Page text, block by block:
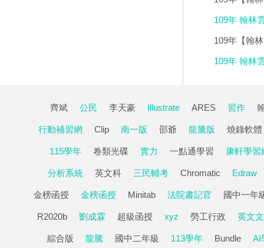
書)影音教學
109年 翰林
音教學版
109年【翰
子書)影音教
109年 翰林
齊斌 公民 李天豪 Illustrate ARES 習作
行動補習網 Clip 南一版 邵爺 龍騰版 燒錄軟體
115學年 卷類光碟 實力 一點通學習 康軒學習
分析系統 英文科 三民輔考 Chromatic Edraw
金榜函授 金榜函授 Minitab 法院書記官 國中一年
R2020b 劉成霖 超級函授 xyz 勞工行政 英文
綜合版 龍騰 國中二年級 113學年 Bundle AI